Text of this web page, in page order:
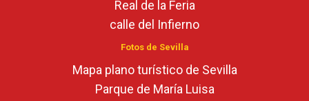
Real de la Feria
calle del Infierno
Fotos de Sevilla
Mapa plano turístico de Sevilla
Parque de María Luisa